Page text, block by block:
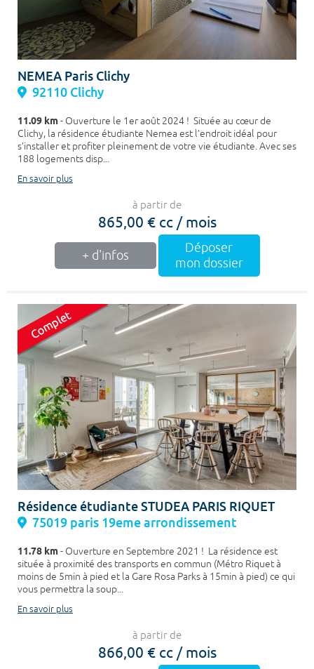
NEMEA Paris Clichy
92110 Clichy
11.09 km- Ouverture le 1er août 2024 ! Située au cœur de
Clichy, la résidence étudiante Nemea est l’endroit idéal pour
s’installer et profiter pleinement de votre vie étudiante. Avec ses
188 logements disp...
En savoir plus
à partir de
865,00 € cc / mois
+ d'infos
Déposer
mon dossier
Résidence étudiante STUDEA PARIS RIQUET
75019 paris 19eme arrondissement
11.78 km- Ouverture en Septembre 2021 ! La résidence est
située à proximité des transports en commun (Métro Riquet à
moins de 5min à pied et la Gare Rosa Parks à 15min à pied) ce qui
vous permettra la soup...
En savoir plus
à partir de
866,00 € cc / mois